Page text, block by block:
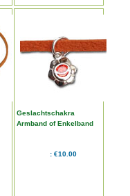
Geslachtschakra
Armband of Enkelband
€10.00